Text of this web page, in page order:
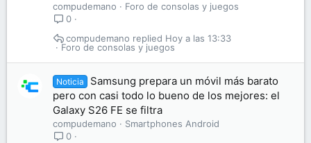
compudemano
Foro de consolas y juegos
0
Foro de consolas y juegos
Hoy a las 13:33
compudemano
Noticia
Samsung prepara un móvil más barato
pero con casi todo lo bueno de los mejores: el
Galaxy S26 FE se filtra
compudemano
Smartphones Android
0